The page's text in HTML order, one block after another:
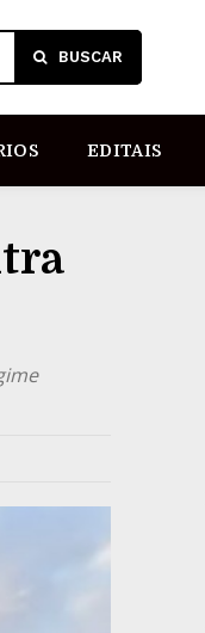
BUSCAR
EDITAIS